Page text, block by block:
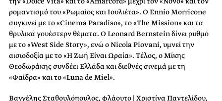
ρομαντισμό του «Ρωμαίος και Ιουλιέτα». Ο Ennio Morricone
συγκινεί με το «Cinema Paradiso», το «The Mission» και τα
θρυλικά γουέστερν θέματα. Ο Leonard Bernstein δίνει ρυθμό
με το «West Side Story», ενώ ο Nicola Piovani, υμνεί την
αισιοδοξία με το «Η Ζωή Είναι Ωραία». Τέλος, ο Μίκης
Θεοδωράκης συνδέει Ελλάδα και διεθνές σινεμά με τη
«Φαίδρα» και το «Luna de Miel».
Βαγγέλης Σταθουλόπουλος, φλάουτο | Χριστίνα Παντελίδου,